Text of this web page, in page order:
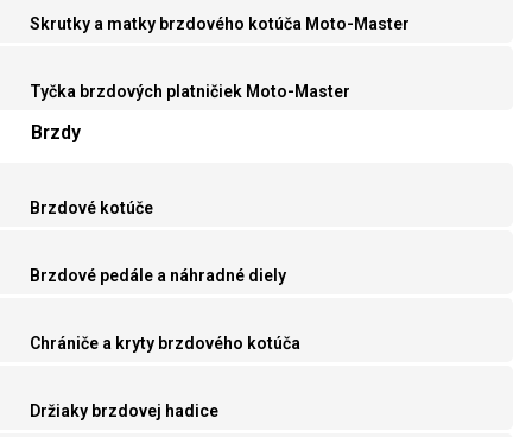
Skrutky a matky brzdového kotúča Moto-Master
Tyčka brzdových platničiek Moto-Master
Brzdy
Brzdové kotúče
Brzdové pedále a náhradné diely
Chrániče a kryty brzdového kotúča
Držiaky brzdovej hadice